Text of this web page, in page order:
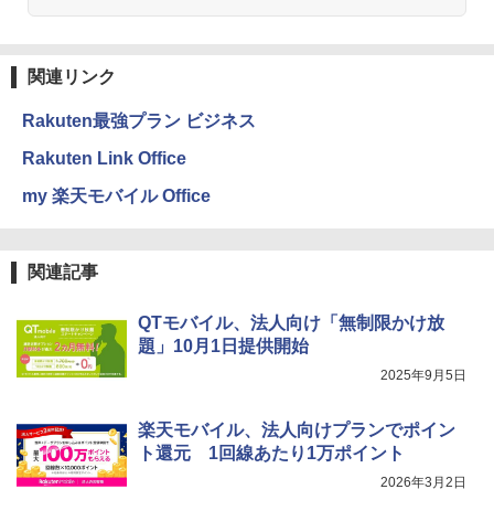
関連リンク
Rakuten最強プラン ビジネス
Rakuten Link Office
my 楽天モバイル Office
関連記事
QTモバイル、法人向け「無制限かけ放
題」10月1日提供開始
2025年9月5日
楽天モバイル、法人向けプランでポイン
ト還元 1回線あたり1万ポイント
2026年3月2日